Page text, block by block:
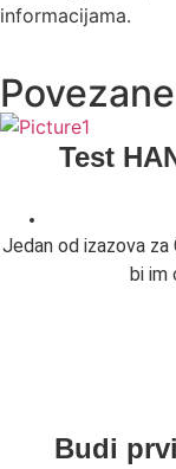
informacijama.
Test
Jedan od izazova
bi im
Budi